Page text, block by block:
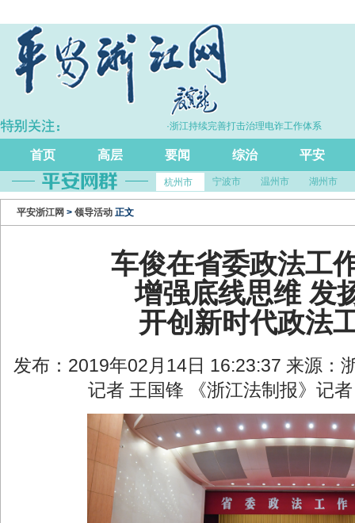
增长5.7% ·浙江持续完善打击治理电诈工作体系
首页 高层 要闻 综治 平安
杭州市 宁波市 温州市 湖州市
平安浙江网 > 领导活动 正文
车俊在省委政法工
增强底线思维 发
开创新时代政法
发布：2019年02月14日 16:23:37 来源：
记者 王国锋 《浙江法制报》记